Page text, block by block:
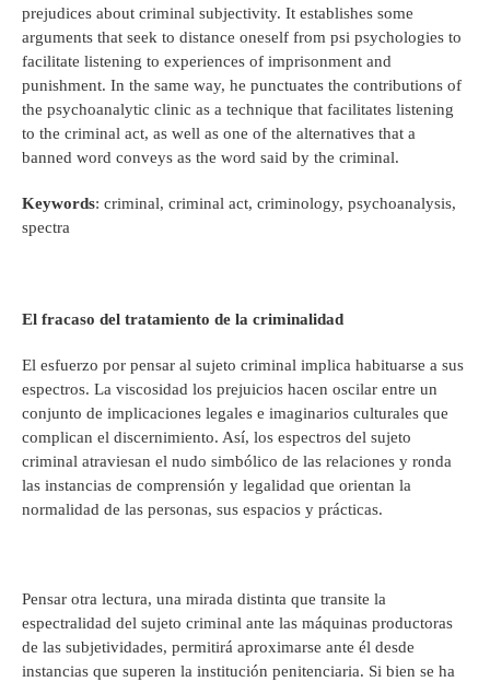
prejudices about criminal subjectivity. It establishes some
arguments that seek to distance oneself from psi psychologies to
facilitate listening to experiences of imprisonment and
punishment. In the same way, he punctuates the contributions of
the psychoanalytic clinic as a technique that facilitates listening
to the criminal act, as well as one of the alternatives that a
banned word conveys as the word said by the criminal.
Keywords: criminal, criminal act, criminology, psychoanalysis,
spectra
El fracaso del tratamiento de la criminalidad
El esfuerzo por pensar al sujeto criminal implica habituarse a sus
espectros. La viscosidad los prejuicios hacen oscilar entre un
conjunto de implicaciones legales e imaginarios culturales que
complican el discernimiento. Así, los espectros del sujeto
criminal atraviesan el nudo simbólico de las relaciones y ronda
las instancias de comprensión y legalidad que orientan la
normalidad de las personas, sus espacios y prácticas.
Pensar otra lectura, una mirada distinta que transite la
espectralidad del sujeto criminal ante las máquinas productoras
de las subjetividades, permitirá aproximarse ante él desde
instancias que superen la institución penitenciaria. Si bien se ha